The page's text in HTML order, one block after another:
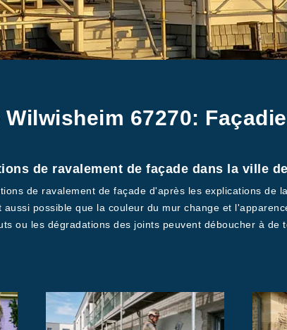
67270:
de ravalement de façade dans la ville
de ravalement de façade d'après les explications de
possible que la couleur du mur change et
ou les dégradations des joints peuvent déboucher à de